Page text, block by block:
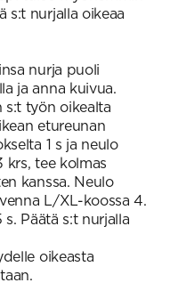
s:t nurjalla oikeaa
nurja puoli
ja anna kuivua.
s:t työn oikealta
etureunan
1 s ja neulo
krs, tee kolmas
kanssa. Neulo
L/XL-koossa 4.
s. Päätä s:t nurjalla
oikeasta